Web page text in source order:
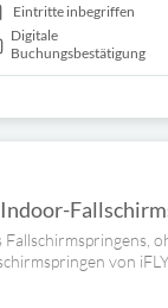
Eintritte inbegriffen
Digitale
Buchungsbestätigung
von